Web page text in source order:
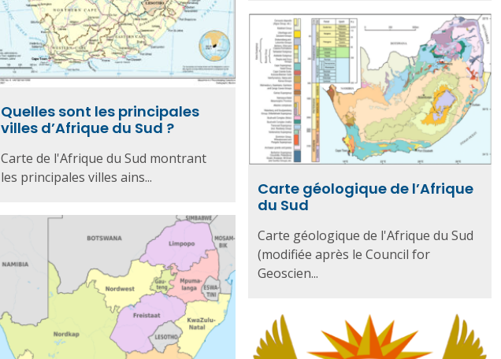
Quelles sont les principales
villes d’Afrique du Sud ?
Carte de l'Afrique du Sud montrant
les principales villes ains...
Carte géologique de l’Afrique
du Sud
Carte géologique de l'Afrique du Sud
(modifiée après le Council for
Geoscien...